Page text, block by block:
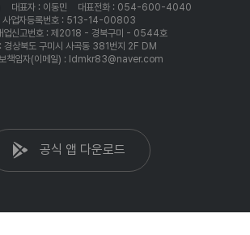
대표자 : 이동민
대표전화 : 054-600-4040
사업자등록번호 : 513-14-00803
업신고번호 : 제2018 - 경북구미 - 0544호
경상북도 구미시 사곡동 381번지 2F DM
책임자(이메일) : ldmkr83@naver.com
공식 앱 다운로드